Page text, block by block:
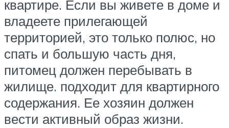
квартире. Если вы живете в доме и
владеете прилегающей
территорией, это только полюс, но
спать и большую часть дня,
питомец должен перебывать в
жилище. подходит для квартирного
содержания. Ее хозяин должен
вести активный образ жизни.